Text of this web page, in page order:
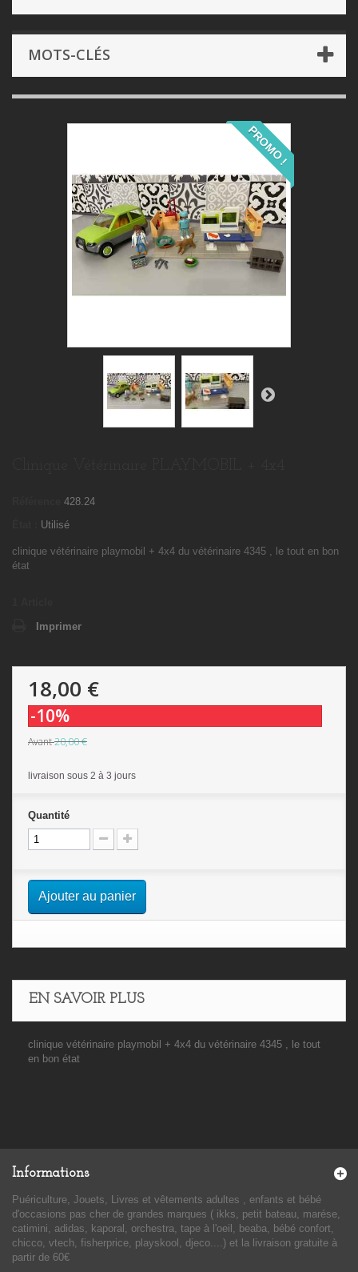
MOTS-CLÉS
PROMO !
428.24
Utilisé
clinique vétérinaire playmobil + 4x4 du vétérinaire 4345 , le tout en bon
état
Imprimer
18,00 €
-10%
Avant20,00 €
livraison sous 2 à 3 jours
Quantité
Ajouter au panier
EN SAVOIR PLUS
clinique vétérinaire playmobil + 4x4 du vétérinaire 4345 , le tout
en bon état
Informations
Puériculture, Jouets, Livres et vêtements adultes , enfants et bébé
d'occasions pas cher de grandes marques ( ikks, petit bateau, marése,
catimini, adidas, kaporal, orchestra, tape à l'oeil, beaba, bébé confort,
chicco, vtech, fisherprice, playskool, djeco....) et la livraison gratuite à
partir de 60€